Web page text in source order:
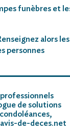
funèbres et
alors les
personnes
de solutions
de-deces.net